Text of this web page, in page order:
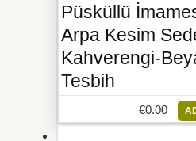
Püsküllü
Arpa Kesim
Kahverengi-
Tesbih
€0.00